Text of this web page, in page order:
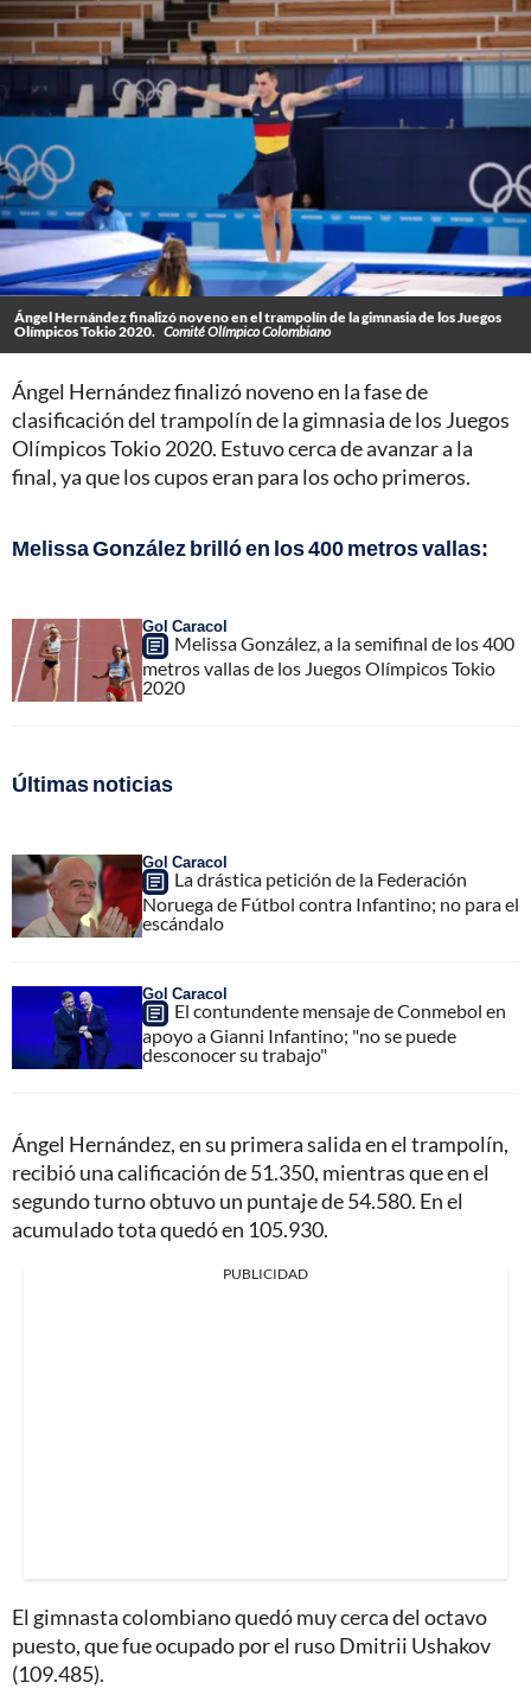
Ángel Hernández finalizó noveno en el trampolín de la gimnasia de los Juegos
Olímpicos Tokio 2020. Comité Olímpico Colombiano
Ángel Hernández finalizó noveno en la fase de
clasificación del trampolín de la gimnasia de los Juegos
Olímpicos Tokio 2020. Estuvo cerca de avanzar a la
final, ya que los cupos eran para los ocho primeros.
Melissa González brilló en los 400 metros vallas:
Gol Caracol
Melissa González, a la semifinal de los 400
metros vallas de los Juegos Olímpicos Tokio
2020
Últimas noticias
Gol Caracol
La drástica petición de la Federación
Noruega de Fútbol contra Infantino; no para el
escándalo
Gol Caracol
El contundente mensaje de Conmebol en
apoyo a Gianni Infantino; "no se puede
desconocer su trabajo"
Ángel Hernández, en su primera salida en el trampolín,
recibió una calificación de 51.350, mientras que en el
segundo turno obtuvo un puntaje de 54.580. En el
acumulado tota quedó en 105.930.
PUBLICIDAD
El gimnasta colombiano quedó muy cerca del octavo
puesto, que fue ocupado por el ruso Dmitrii Ushakov
(109.485).